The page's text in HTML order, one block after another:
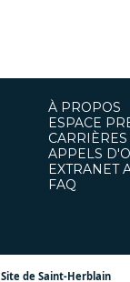
À PROPOS
ESPACE
CARRIÈRES
APPELS
EXTRANET
FAQ
Site de Saint-Herblain